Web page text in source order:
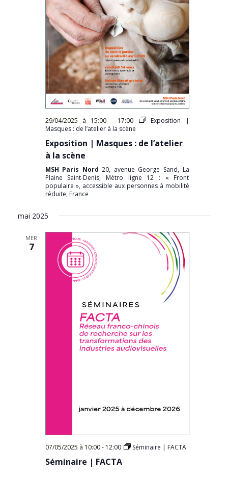
29/04/2025 à 15:00- 17:00
Exposition |
Masques : de l’atelier à la scène
Exposition | Masques : de l’atelier
à la scène
MSH Paris Nord20, avenue George Sand, La
Plaine Saint-Denis, Métro ligne 12 : « Front
populaire », accessible aux personnes à mobilité
réduite, France
mai 2025
MER
7
07/05/2025 à 10:00- 12:00 Séminaire | FACTA
Séminaire | FACTA